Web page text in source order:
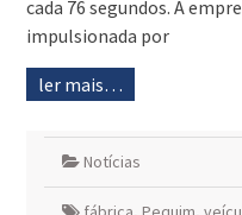
cada 76 segundos. A
impulsionada por
ler mais…
Notícias